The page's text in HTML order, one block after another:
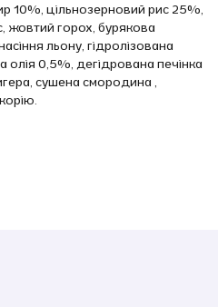
10%, цільнозерновий рис 25%,
жовтий горох, бурякова
льону, гідролізована
олія 0,5%, дегідрована печінка
сушена смородина ,